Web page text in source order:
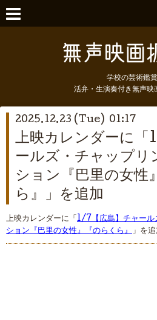
学校の芸術鑑
活弁・生演奏付き無声映
2025.12.23 (Tue) 01:17
上映カレンダーに「
ールズ・チャップリ
ション『巴里の女性
ら』」を追加
上映カレンダーに「 1/7【広島】チャール
ション『巴里の女性』『のらくら』 」を追